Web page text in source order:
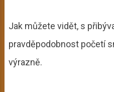
Jak můžete vidět, s
pravděpodobnost početí
výrazně.